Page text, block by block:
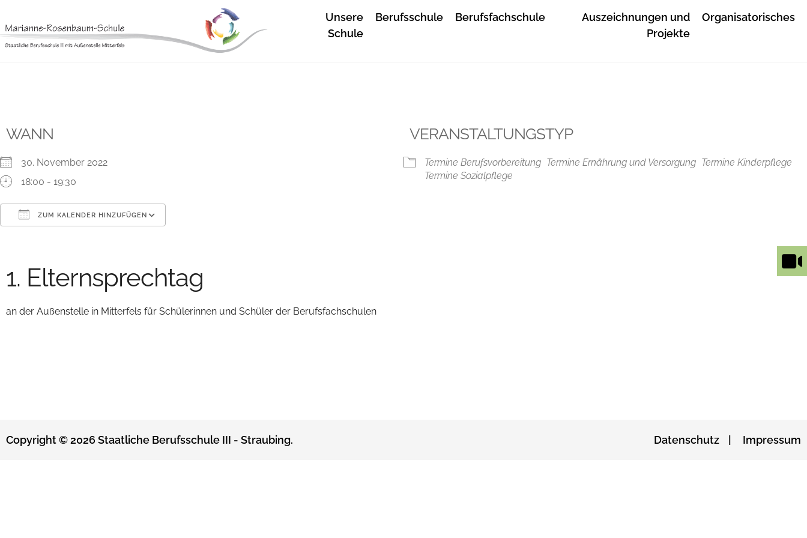
content
Unsere
Schule
Berufsschule Berufsfachschule
Auszeichnungen und
Projekte
Organisatorisches
WANN
30. November 2022
18:00 - 19:30
ZUM KALENDER HINZUFÜGEN
VERANSTALTUNGSTYP
Termine Berufsvorbereitung Termine Ernährung und Versorgung Termine Kinderpflege
Termine Sozialpflege
1. Elternsprechtag
an der Außenstelle in Mitterfels für Schülerinnen und Schüler der Berufsfachschulen
Copyright © 2026 Staatliche Berufsschule III - Straubing. Datenschutz Impressum